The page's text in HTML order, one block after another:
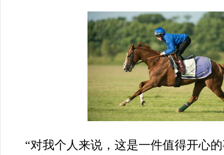
“对我个人来说，这是一件值得开心